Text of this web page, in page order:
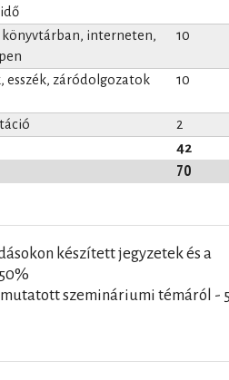
70
interneten,
10
záródolgozatok
10
2
42
készített jegyzetek és a
szemináriumi témáról -